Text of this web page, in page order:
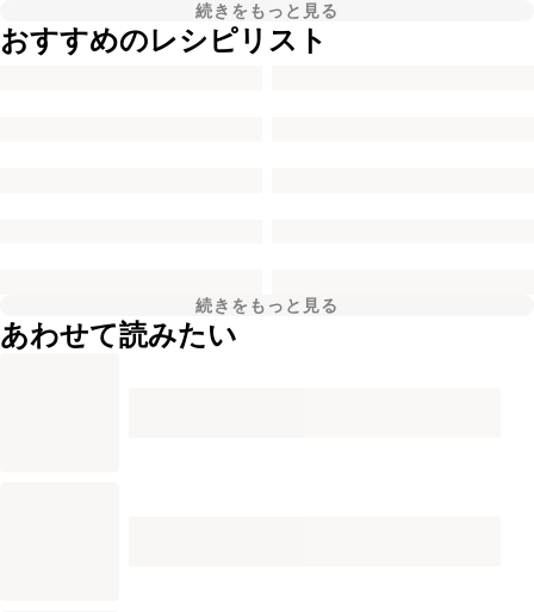
続きをもっと見る
おすすめのレシピリスト
続きをもっと見る
あわせて読みたい